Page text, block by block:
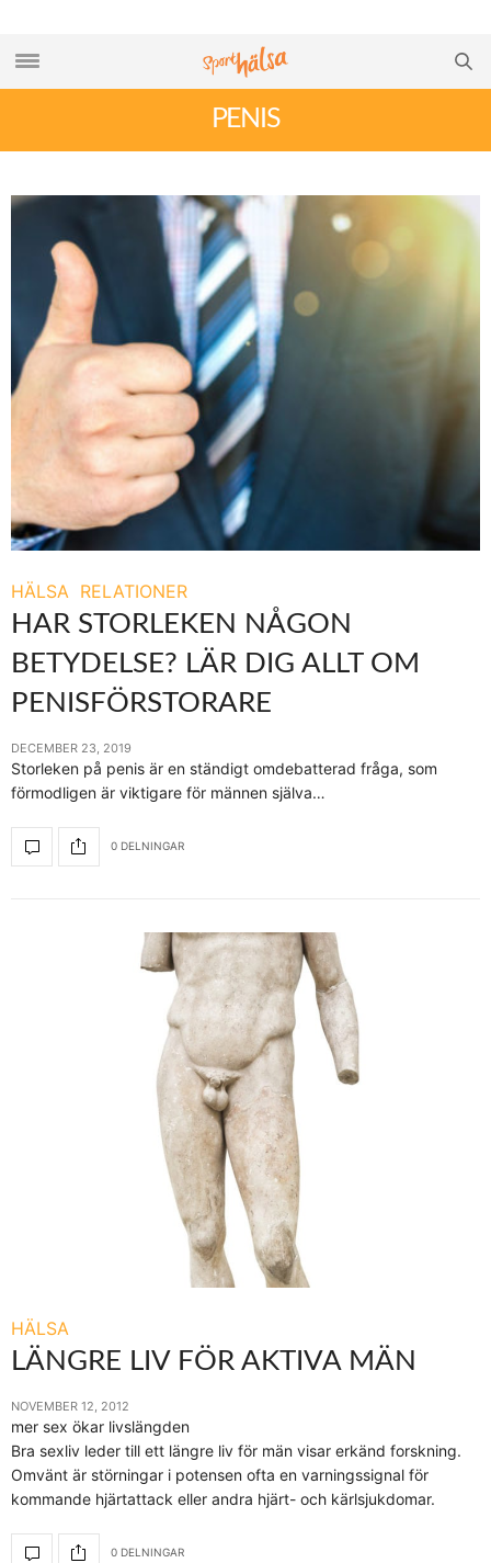
PENIS
HÄLSA RELATIONER
HAR STORLEKEN NÅGON
BETYDELSE? LÄR DIG ALLT OM
PENISFÖRSTORARE
DECEMBER 23, 2019
Storleken på penis är en ständigt omdebatterad fråga, som
förmodligen är viktigare för männen själva…
0 DELNINGAR
HÄLSA
LÄNGRE LIV FÖR AKTIVA MÄN
NOVEMBER 12, 2012
mer sex ökar livslängden
Bra sexliv leder till ett längre liv för män visar erkänd forskning.
Omvänt är störningar i potensen ofta en varningssignal för
kommande hjärtattack eller andra hjärt- och kärlsjukdomar.
0 DELNINGAR